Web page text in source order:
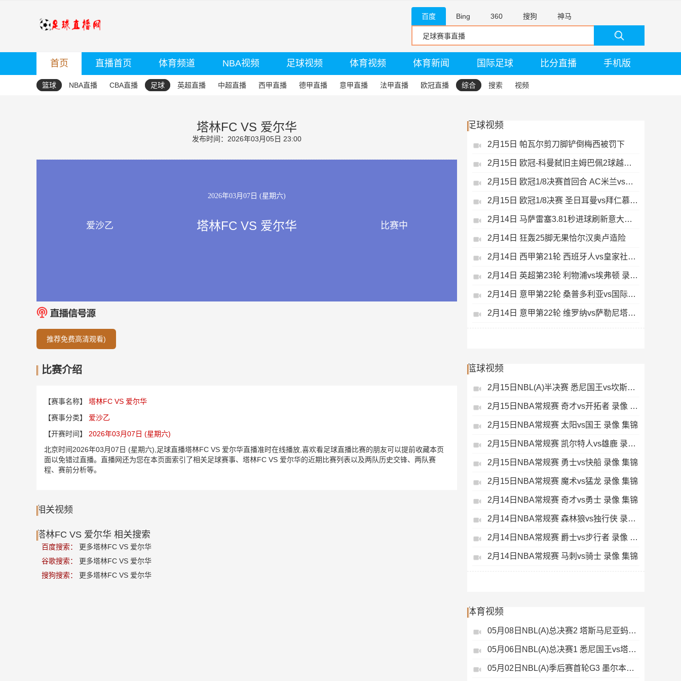
百度 Bing 360 搜狗 神马
首页 直播首页 体育频道 NBA视频 足球视频 体育视频 体育新闻 国际足球 比分直播 手机版
篮球 NBA直播 CBA直播 足球 英超直播 中超直播 西甲直播 德甲直播 意甲直播 法甲直播 欧冠直播 综合 搜索 视频
塔林FC VS 爱尔华
发布时间：2026年03月05日 23:00
2026年03月07日 (星期六)
爱沙乙 塔林FC VS 爱尔华 比赛中
推荐免费高清观看)
比赛介绍
【赛事名称】
塔林FC VS 爱尔华
【赛事分类】
爱沙乙
【开赛时间】
2026年03月07日 (星期六)
北京时间2026年03月07日 (星期六),足球直播塔林FC VS 爱尔华直播准时在线播放,喜欢看足球直播比赛的朋友可以提前收藏本页
面以免错过直播。直播网还为您在本页面索引了相关足球赛事、塔林FC VS 爱尔华的近期比赛列表以及两队历史交锋、两队赛
程、赛前分析等。
相关视频
塔林FC VS 爱尔华 相关搜索
百度搜索：
更多塔林FC VS 爱尔华
谷歌搜索：
更多塔林FC VS 爱尔华
搜狗搜索：
更多塔林FC VS 爱尔华
足球视频
2月15日 帕瓦尔剪刀脚铲倒梅西被罚下
2月15日 欧冠-科曼弑旧主姆巴佩2球越位无效
2月15日 欧冠1/8决赛首回合 AC米兰vs热刺 录像 集锦
2月15日 欧冠1/8决赛 圣日耳曼vs拜仁慕尼黑 录像 集锦
2月14日 马萨雷塞3.81秒进球刷新意大利历史
2月14日 狂轰25脚无果恰尔汉奥卢造险
2月14日 西甲第21轮 西班牙人vs皇家社会 录像 集锦
2月14日 英超第23轮 利物浦vs埃弗顿 录像 集锦
2月14日 意甲第22轮 桑普多利亚vs国际米兰 录像 集锦
2月14日 意甲第22轮 维罗纳vs萨勒尼塔纳 录像 集锦
篮球视频
2月15日NBL(A)半决赛 悉尼国王vs坎斯大班 录像 集锦
2月15日NBA常规赛 奇才vs开拓者 录像 集锦
2月15日NBA常规赛 太阳vs国王 录像 集锦
2月15日NBA常规赛 凯尔特人vs雄鹿 录像 集锦
2月15日NBA常规赛 勇士vs快船 录像 集锦
2月15日NBA常规赛 魔术vs猛龙 录像 集锦
2月14日NBA常规赛 奇才vs勇士 录像 集锦
2月14日NBA常规赛 森林狼vs独行侠 录像 集锦
2月14日NBA常规赛 爵士vs步行者 录像 集锦
2月14日NBA常规赛 马刺vs骑士 录像 集锦
体育视频
05月08日NBL(A)总决赛2 塔斯马尼亚蚂蚁vs悉尼国王 录像
05月06日NBL(A)总决赛1 悉尼国王vs塔斯马尼亚蚂蚁 全场录像
05月02日NBL(A)季后赛首轮G3 墨尔本联 - 塔斯马尼亚蚂蚁 录像集锦